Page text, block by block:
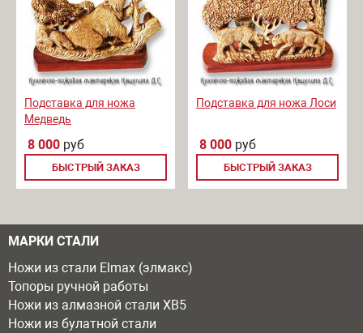
МАРКИ СТАЛИ
Ножи из стали Elmax (элмакс)
Топоры ручной работы
Ножи из алмазной стали ХВ5
Ножи из булатной стали
Подставка для ножа
Медведь
8 000 руб
БЫСТРЫЙ ЗАКАЗ
Подставка для ножа Лоси
8 000 руб
БЫСТРЫЙ ЗАКАЗ